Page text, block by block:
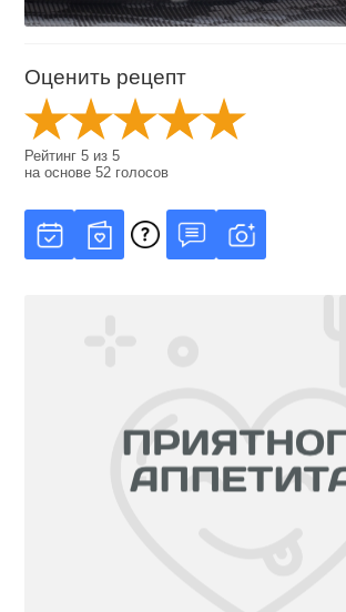
Оценить рецепт
Рейтинг5 из5
на основе52 голосов